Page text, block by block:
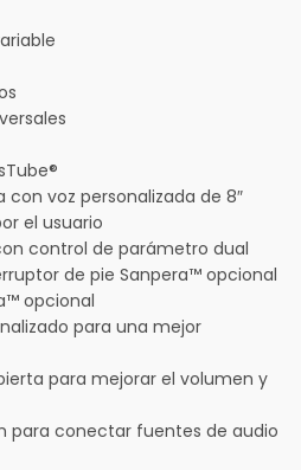
voz personalizada de 8″
el usuario
control de parámetro dual
de pie Sanpera™ opcional
opcional
para una mejor
para mejorar el volumen y
para conectar fuentes de audio